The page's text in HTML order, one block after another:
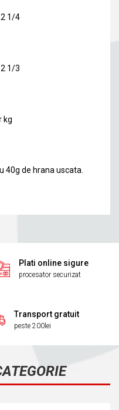
1/4
1/3
kg
40g de hrana uscata.
Plati online sigure
procesator securizat
Transport gratuit
peste 200lei